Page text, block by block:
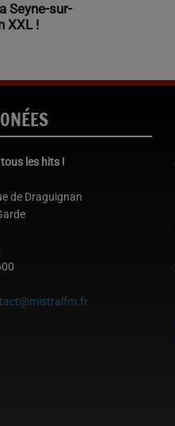
Seyne-sur-
XXL !
les hits !
de Draguignan